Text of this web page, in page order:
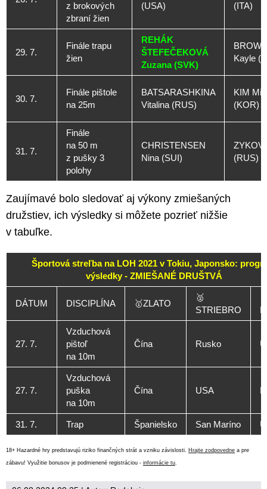
z brokových
zbraní žien
(USA) (ITA)
29. 7.
Finále trapu
žien
REHÁK
ŠTEFEČEKOVÁ
Zuzana (SVK)
Kayle
30. 7.
Finále pištole
na 25m
BATSARASHKINA
Vitalina (RUS)
KIM
(KOR)
31. 7.
Finále
na 50 m
z pušky 3
polohy
CHRISTENSEN
Nina (SUI)
(RUS)
Zaujímavé bolo sledovať aj výkony zmiešaných
družstiev, ich výsledky si môžete pozrieť nižšie
v tabuľke.
Športová streľba na LOH 2021 v Tokiu, Japonsko:
výsledky - ZMIEŠANÉ DRUŠTVÁ
DÁTUM DISCIPLÍNA 🥇ZLATO
🥈
STRIEBRO
27. 7.
Vzduchová
pištoľ
na 10m
Čína Rusko
27. 7.
Vzduchová
puška
na 10m
Čína USA
31. 7. Trap Španielsko San Maríno
18+ Hazardné hry predstavujú riziko finančných strát a vzniku závislosti. Hrajte zodpovedne a pre
zábavu! Využitie bonusov je podmienené registráciou - informácie tu.